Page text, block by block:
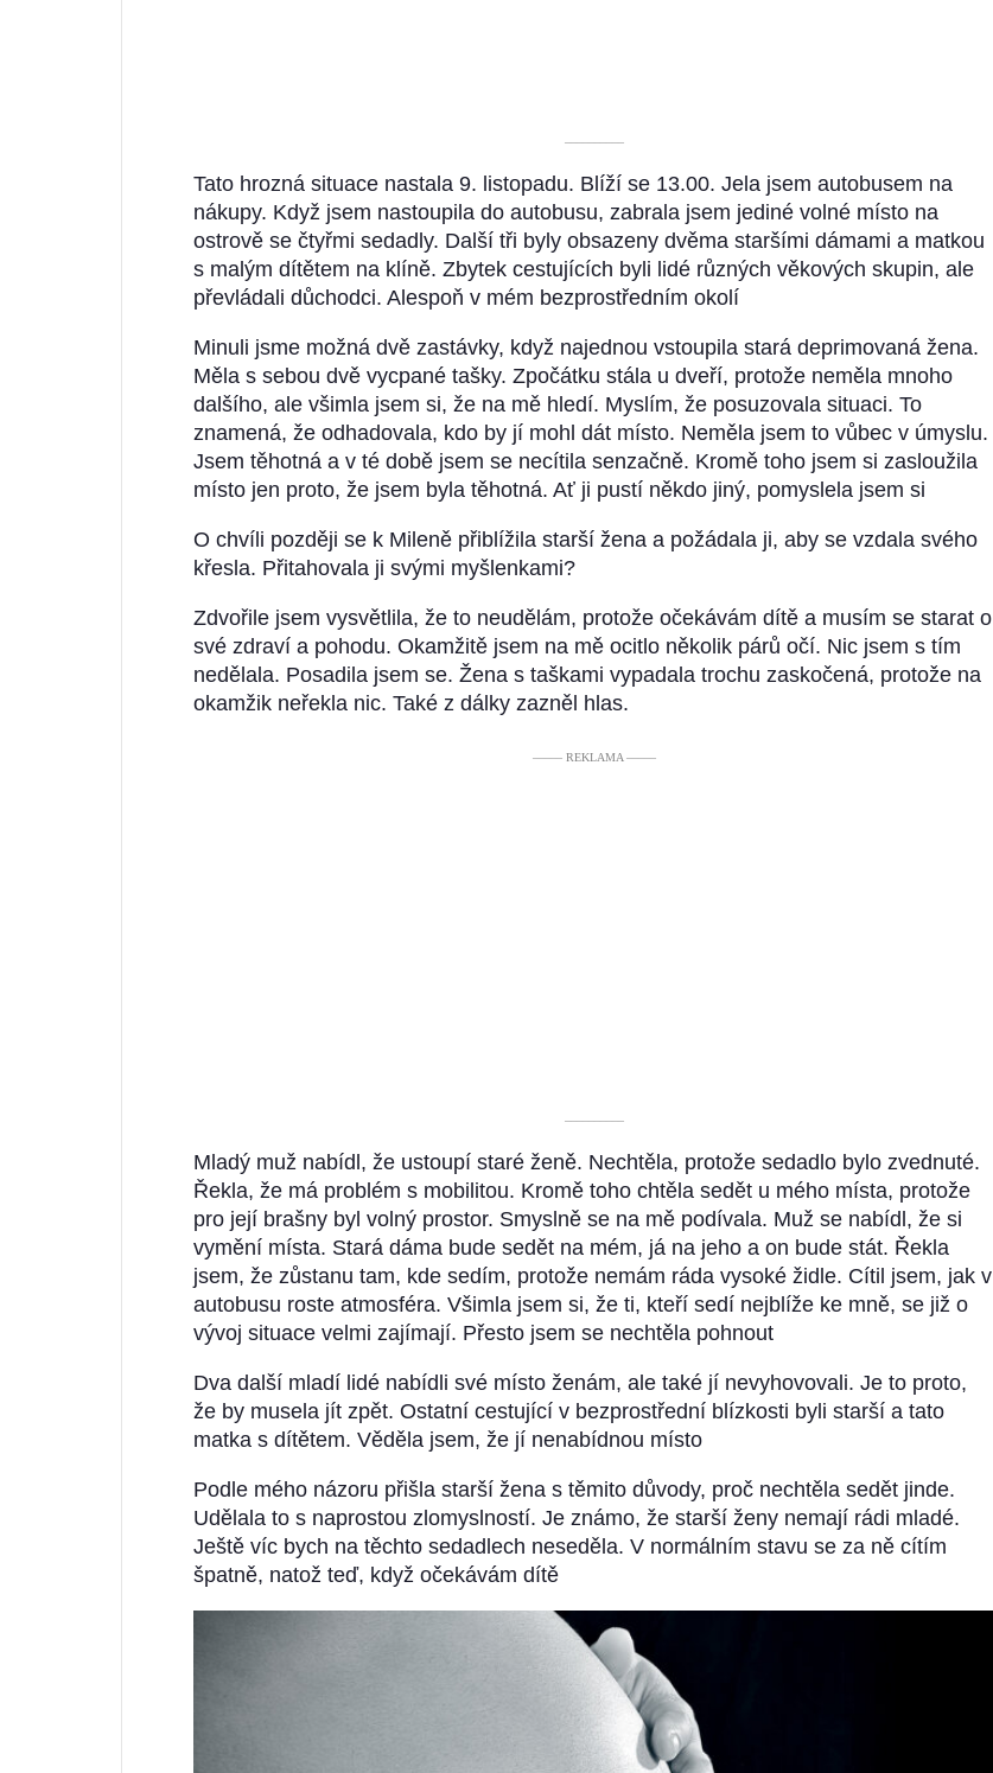
––––––––––
Tato hrozná situace nastala 9. listopadu. Blíží se 13.00. Jela jsem autobusem na
nákupy. Když jsem nastoupila do autobusu, zabrala jsem jediné volné místo na
ostrově se čtyřmi sedadly. Další tři byly obsazeny dvěma staršími dámami a matkou
s malým dítětem na klíně. Zbytek cestujících byli lidé různých věkových skupin, ale
převládali důchodci. Alespoň v mém bezprostředním okolí
Minuli jsme možná dvě zastávky, když najednou vstoupila stará deprimovaná žena.
Měla s sebou dvě vycpané tašky. Zpočátku stála u dveří, protože neměla mnoho
dalšího, ale všimla jsem si, že na mě hledí. Myslím, že posuzovala situaci. To
znamená, že odhadovala, kdo by jí mohl dát místo. Neměla jsem to vůbec v úmyslu.
Jsem těhotná a v té době jsem se necítila senzačně. Kromě toho jsem si zasloužila
místo jen proto, že jsem byla těhotná. Ať ji pustí někdo jiný, pomyslela jsem si
O chvíli později se k Mileně přiblížila starší žena a požádala ji, aby se vzdala svého
křesla. Přitahovala ji svými myšlenkami?
Zdvořile jsem vysvětlila, že to neudělám, protože očekávám dítě a musím se starat o
své zdraví a pohodu. Okamžitě jsem na mě ocitlo několik párů očí. Nic jsem s tím
nedělala. Posadila jsem se. Žena s taškami vypadala trochu zaskočená, protože na
okamžik neřekla nic. Také z dálky zazněl hlas.
––––– REKLAMA –––––
––––––––––
Mladý muž nabídl, že ustoupí staré ženě. Nechtěla, protože sedadlo bylo zvednuté.
Řekla, že má problém s mobilitou. Kromě toho chtěla sedět u mého místa, protože
pro její brašny byl volný prostor. Smyslně se na mě podívala. Muž se nabídl, že si
vymění místa. Stará dáma bude sedět na mém, já na jeho a on bude stát. Řekla
jsem, že zůstanu tam, kde sedím, protože nemám ráda vysoké židle. Cítil jsem, jak v
autobusu roste atmosféra. Všimla jsem si, že ti, kteří sedí nejblíže ke mně, se již o
vývoj situace velmi zajímají. Přesto jsem se nechtěla pohnout
Dva další mladí lidé nabídli své místo ženám, ale také jí nevyhovovali. Je to proto,
že by musela jít zpět. Ostatní cestující v bezprostřední blízkosti byli starší a tato
matka s dítětem. Věděla jsem, že jí nenabídnou místo
Podle mého názoru přišla starší žena s těmito důvody, proč nechtěla sedět jinde.
Udělala to s naprostou zlomyslností. Je známo, že starší ženy nemají rádi mladé.
Ještě víc bych na těchto sedadlech neseděla. V normálním stavu se za ně cítím
špatně, natož teď, když očekávám dítě